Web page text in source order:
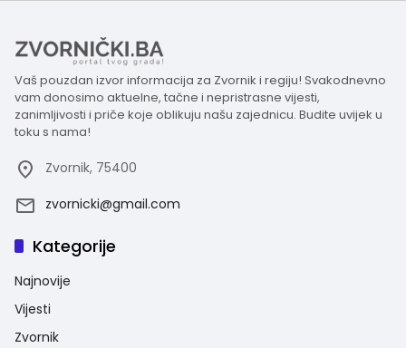
Vaš pouzdan izvor informacija za Zvornik i regiju! Svakodnevno
vam donosimo aktuelne, tačne i nepristrasne vijesti,
zanimljivosti i priče koje oblikuju našu zajednicu. Budite uvijek u
toku s nama!
Zvornik, 75400
zvornicki@gmail.com
Kategorije
Najnovije
Vijesti
Zvornik